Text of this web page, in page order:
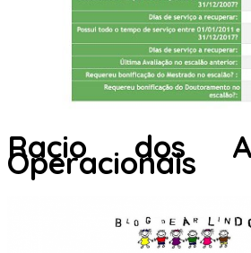
Racio dos
Operacionais